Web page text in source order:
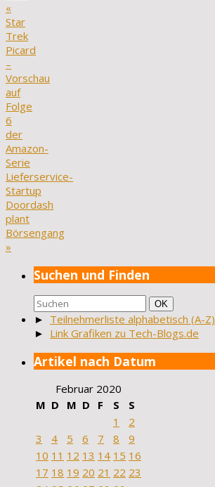
«
Star
Trek
Picard
–
Vorschau
auf
Folge
6
der
Amazon-
Serie
Lieferservice-
Startup
Doordash
plant
Börsengang
»
Suchen und Finden
Suchen
nach:
Suchen
OK
► Teilnehmerliste alphabetisch (A-Z)
► Link Grafiken zu Tech-Blogs.de
Artikel nach Datum
Februar 2020
M D M D F S
S
1
2
3
4 5 6 7 8
9
10 11 12 13 14 15 16
17 18 19 20 21 22 23